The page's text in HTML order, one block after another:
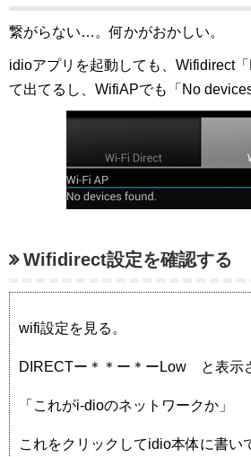
繋がらない…。何かがおかしい。
idioアプリを起動しても、Wifidirect
て出てるし、WifiAPでも「No devices
Wifidirect設定を確認する
wifi設定を見る。
DIRECTー＊＊ー＊ーLow と表示
「これがi-dioのネットワークか」
これをクリックしてidio本体に書い